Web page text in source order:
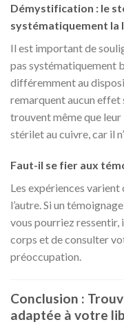
Démystification : le
systématiquement la
Il est important de
pas systématiquement
différemment au
remarquent aucun effet
trouvent même que
stérilet au cuivre, car il
Faut-il se fier aux
Les expériences varient
l’autre. Si un
vous pourriez ressentir,
corps et de consulter
préoccupation.
Conclusion :
adaptée à votre